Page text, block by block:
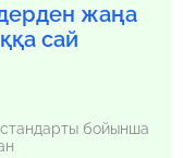
жаңа
сай
стандарты бойынша